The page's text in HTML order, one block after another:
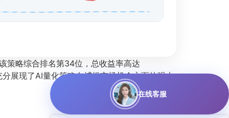
策略综合排名第34位，总收益率高达
展现了AI量化策略在捕捉市场机会方面的强大
在线客服